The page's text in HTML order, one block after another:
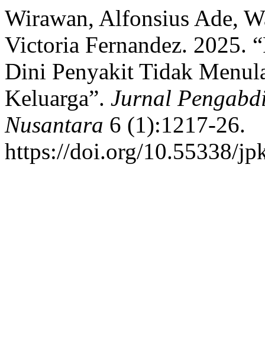
Wirawan, Alfonsius Ade,
Victoria Fernandez. 2025.
Dini Penyakit Tidak
Keluarga”. Jurnal
Nusantara 6 (1):1217-26.
https://doi.org/10.55338/